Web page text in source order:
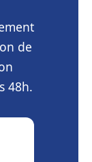
de
48h.